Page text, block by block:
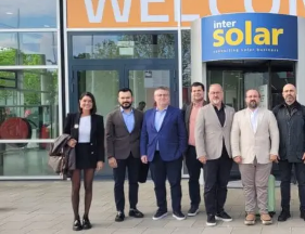
Yarının enerji sistemlerini
SolarVizyon 2025 tasarlanırken temel
bugünü değil, yarının enerji
ürünlerin sergilendiği değil kalıcı iş
yalnızca ziyaret edilen değil gerçek
platform oluşturmaktı. Bu vizyon